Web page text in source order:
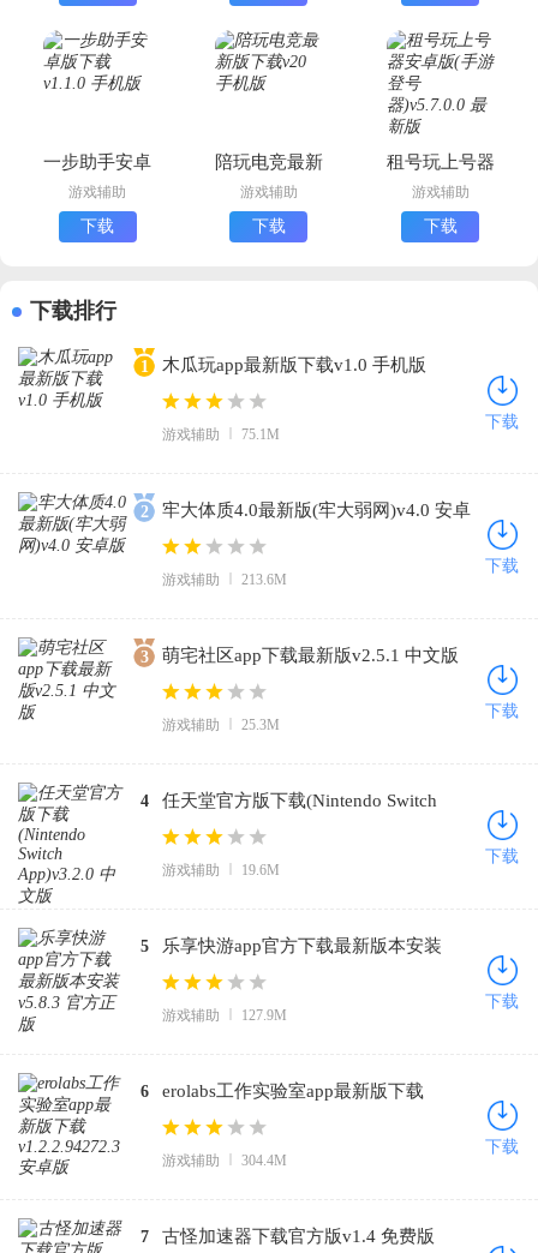
一步助手安卓
版下载
游戏辅助
下载
陪玩电竞最新
版下载
游戏辅助
下载
租号玩上号器
安卓版(手游
登号器)
游戏辅助
下载
下载排行
1 木瓜玩app最新版下载v1.0 手机版
游戏辅助 75.1M
下载
2
牢大体质4.0最新版(牢大弱网)v4.0 安卓
版
游戏辅助 213.6M
下载
3 萌宅社区app下载最新版v2.5.1 中文版
游戏辅助 25.3M
下载
4
任天堂官方版下载(Nintendo Switch
App)v3.2.0 中文版
游戏辅助 19.6M
下载
5
乐享快游app官方下载最新版本安装
v5.8.3 官方正版
游戏辅助 127.9M
下载
6
erolabs工作实验室app最新版下载
v1.2.2.94272.3 安卓版
游戏辅助 304.4M
下载
7 古怪加速器下载官方版v1.4 免费版